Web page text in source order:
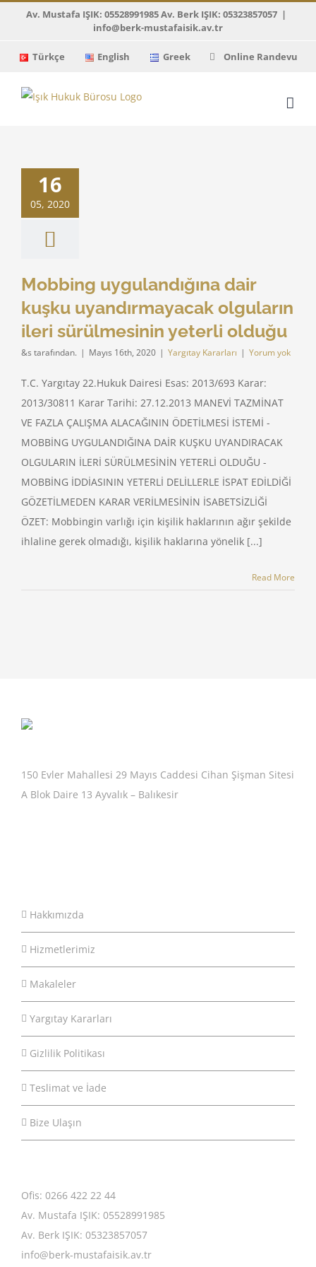
Av. Mustafa IŞIK: 05528991985 Av. Berk IŞIK: 05323857057 |
info@berk-mustafaisik.av.tr
Türkçe English Greek Online Randevu
16
05, 2020
ileri
yeterli
Kararları
Mobbing uygulandığına dair
kuşku uyandırmayacak olguların
ileri sürülmesinin yeterli olduğu
&s tarafından. | Mayıs 16th, 2020 | Yargıtay Kararları | Yorum yok
T.C. Yargıtay 22.Hukuk Dairesi Esas: 2013/693 Karar:
2013/30811 Karar Tarihi: 27.12.2013 MANEVİ TAZMİNAT
VE FAZLA ÇALIŞMA ALACAĞININ ÖDETİLMESİ İSTEMİ -
MOBBİNG UYGULANDIĞINA DAİR KUŞKU UYANDIRACAK
OLGULARIN İLERİ SÜRÜLMESİNİN YETERLİ OLDUĞU -
MOBBİNG İDDİASININ YETERLİ DELİLLERLE İSPAT EDİLDİĞİ
GÖZETİLMEDEN KARAR VERİLMESİNİN İSABETSİZLİĞİ
ÖZET: Mobbingin varlığı için kişilik haklarının ağır şekilde
ihlaline gerek olmadığı, kişilik haklarına yönelik [...]
Read More
150 Evler Mahallesi 29 Mayıs Caddesi Cihan Şişman Sitesi
A Blok Daire 13 Ayvalık – Balıkesir
Hakkımızda
Hizmetlerimiz
Makaleler
Yargıtay Kararları
Gizlilik Politikası
Teslimat ve İade
Bize Ulaşın
Ofis: 0266 422 22 44
Av. Mustafa IŞIK: 05528991985
Av. Berk IŞIK: 05323857057
info@berk-mustafaisik.av.tr